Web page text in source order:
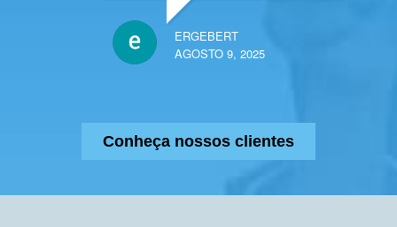
ERGEBERT
AGOSTO 9, 2025
Conheça nossos clientes